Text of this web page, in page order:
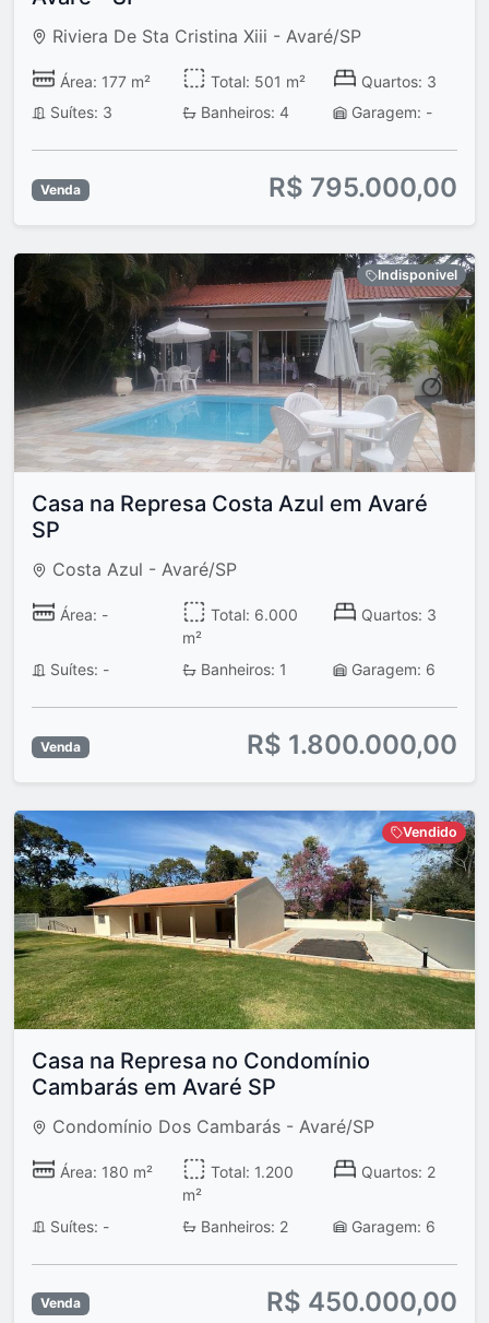
Riviera De Sta Cristina Xiii - Avaré/SP
Área: 177 m² Total: 501 m²
Quartos: 3
Suítes: 3
Banheiros: 4 Garagem: -
Venda R$ 795.000,00
Indisponivel
Casa na Represa Costa Azul em Avaré
SP
Costa Azul - Avaré/SP
Área: -
Total: 6.000
m²
Quartos: 3
Suítes: - Banheiros: 1 Garagem: 6
Venda R$ 1.800.000,00
Vendido
Casa na Represa no Condomínio
Cambarás em Avaré SP
Condomínio Dos Cambarás - Avaré/SP
Área: 180 m²
Total: 1.200
m²
Quartos: 2
Suítes: - Banheiros: 2 Garagem: 6
Venda R$ 450.000,00